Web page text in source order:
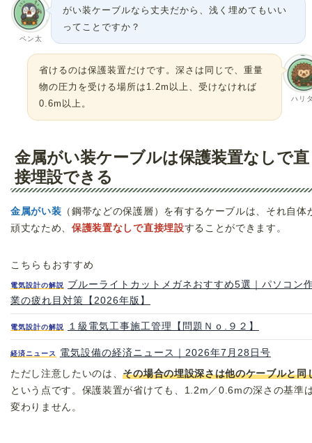
ペン太
がい装ケーブルなら丈夫だから、浅く埋めてもいい
ってことですか？
ハリ
省けるのは保護装置だけです。深さは同じで、重量
物の圧力を受ける場所は1.2m以上、受けなければ
0.6m以上。
金属がい装ケーブルは保護装置なしで直
接埋設できる
金属がい装 （鋼帯などの保護層）を有するケーブルは、それ自体
頑丈なため、保護装置なしで直接埋設することができます。
こちらもおすすめ
電気設計の解説
ブルーライトカットメガネおすすめ5選｜パソコン
業の疲れ目対策【2026年版】
電気設計の解説 １級電気工事施工管理【問題Ｎｏ.９２】
経済ニュース
電気設備の経済ニュース｜2026年7月28日号
ただし注意したいのは、その場合の埋設深さは他のケーブルと同
という点です。保護装置が省けても、1.2m／0.6mの深さの基準
変わりません。